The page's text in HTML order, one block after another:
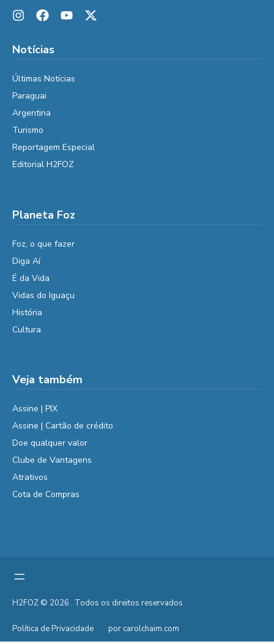
Notícias
Últimas Notícias
Paraguai
Argentina
Turismo
Reportagem Especial
Editorial H2FOZ
Planeta Foz
Foz, o que fazer
Diga Aí
É da Vida
Vidas do Iguaçu
História
Cultura
Veja também
Assine | PIX
Assine | Cartão de crédito
Doe qualquer valor
Clube de Vantagens
Atrativos
Cota de Compras
H2FOZ © 2026 . Todos os direitos reservados
Política de Privacidade por carolchaim.com